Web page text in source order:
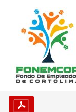
contenido